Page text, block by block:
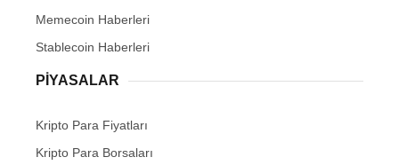
Memecoin Haberleri
Stablecoin Haberleri
PIYASALAR
Kripto Para Fiyatları
Kripto Para Borsaları